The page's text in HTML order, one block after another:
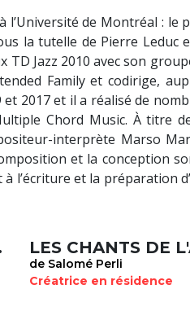
l’Université de Montréal :
la tutelle de Pierre
TD Jazz 2010 avec son
Family et codirige,
2017 et il a réalisé de
Chord Music. À titre
interprète Marso
et la conception
l’écriture et la préparation
de Salomé Perli
Créatrice en résidence